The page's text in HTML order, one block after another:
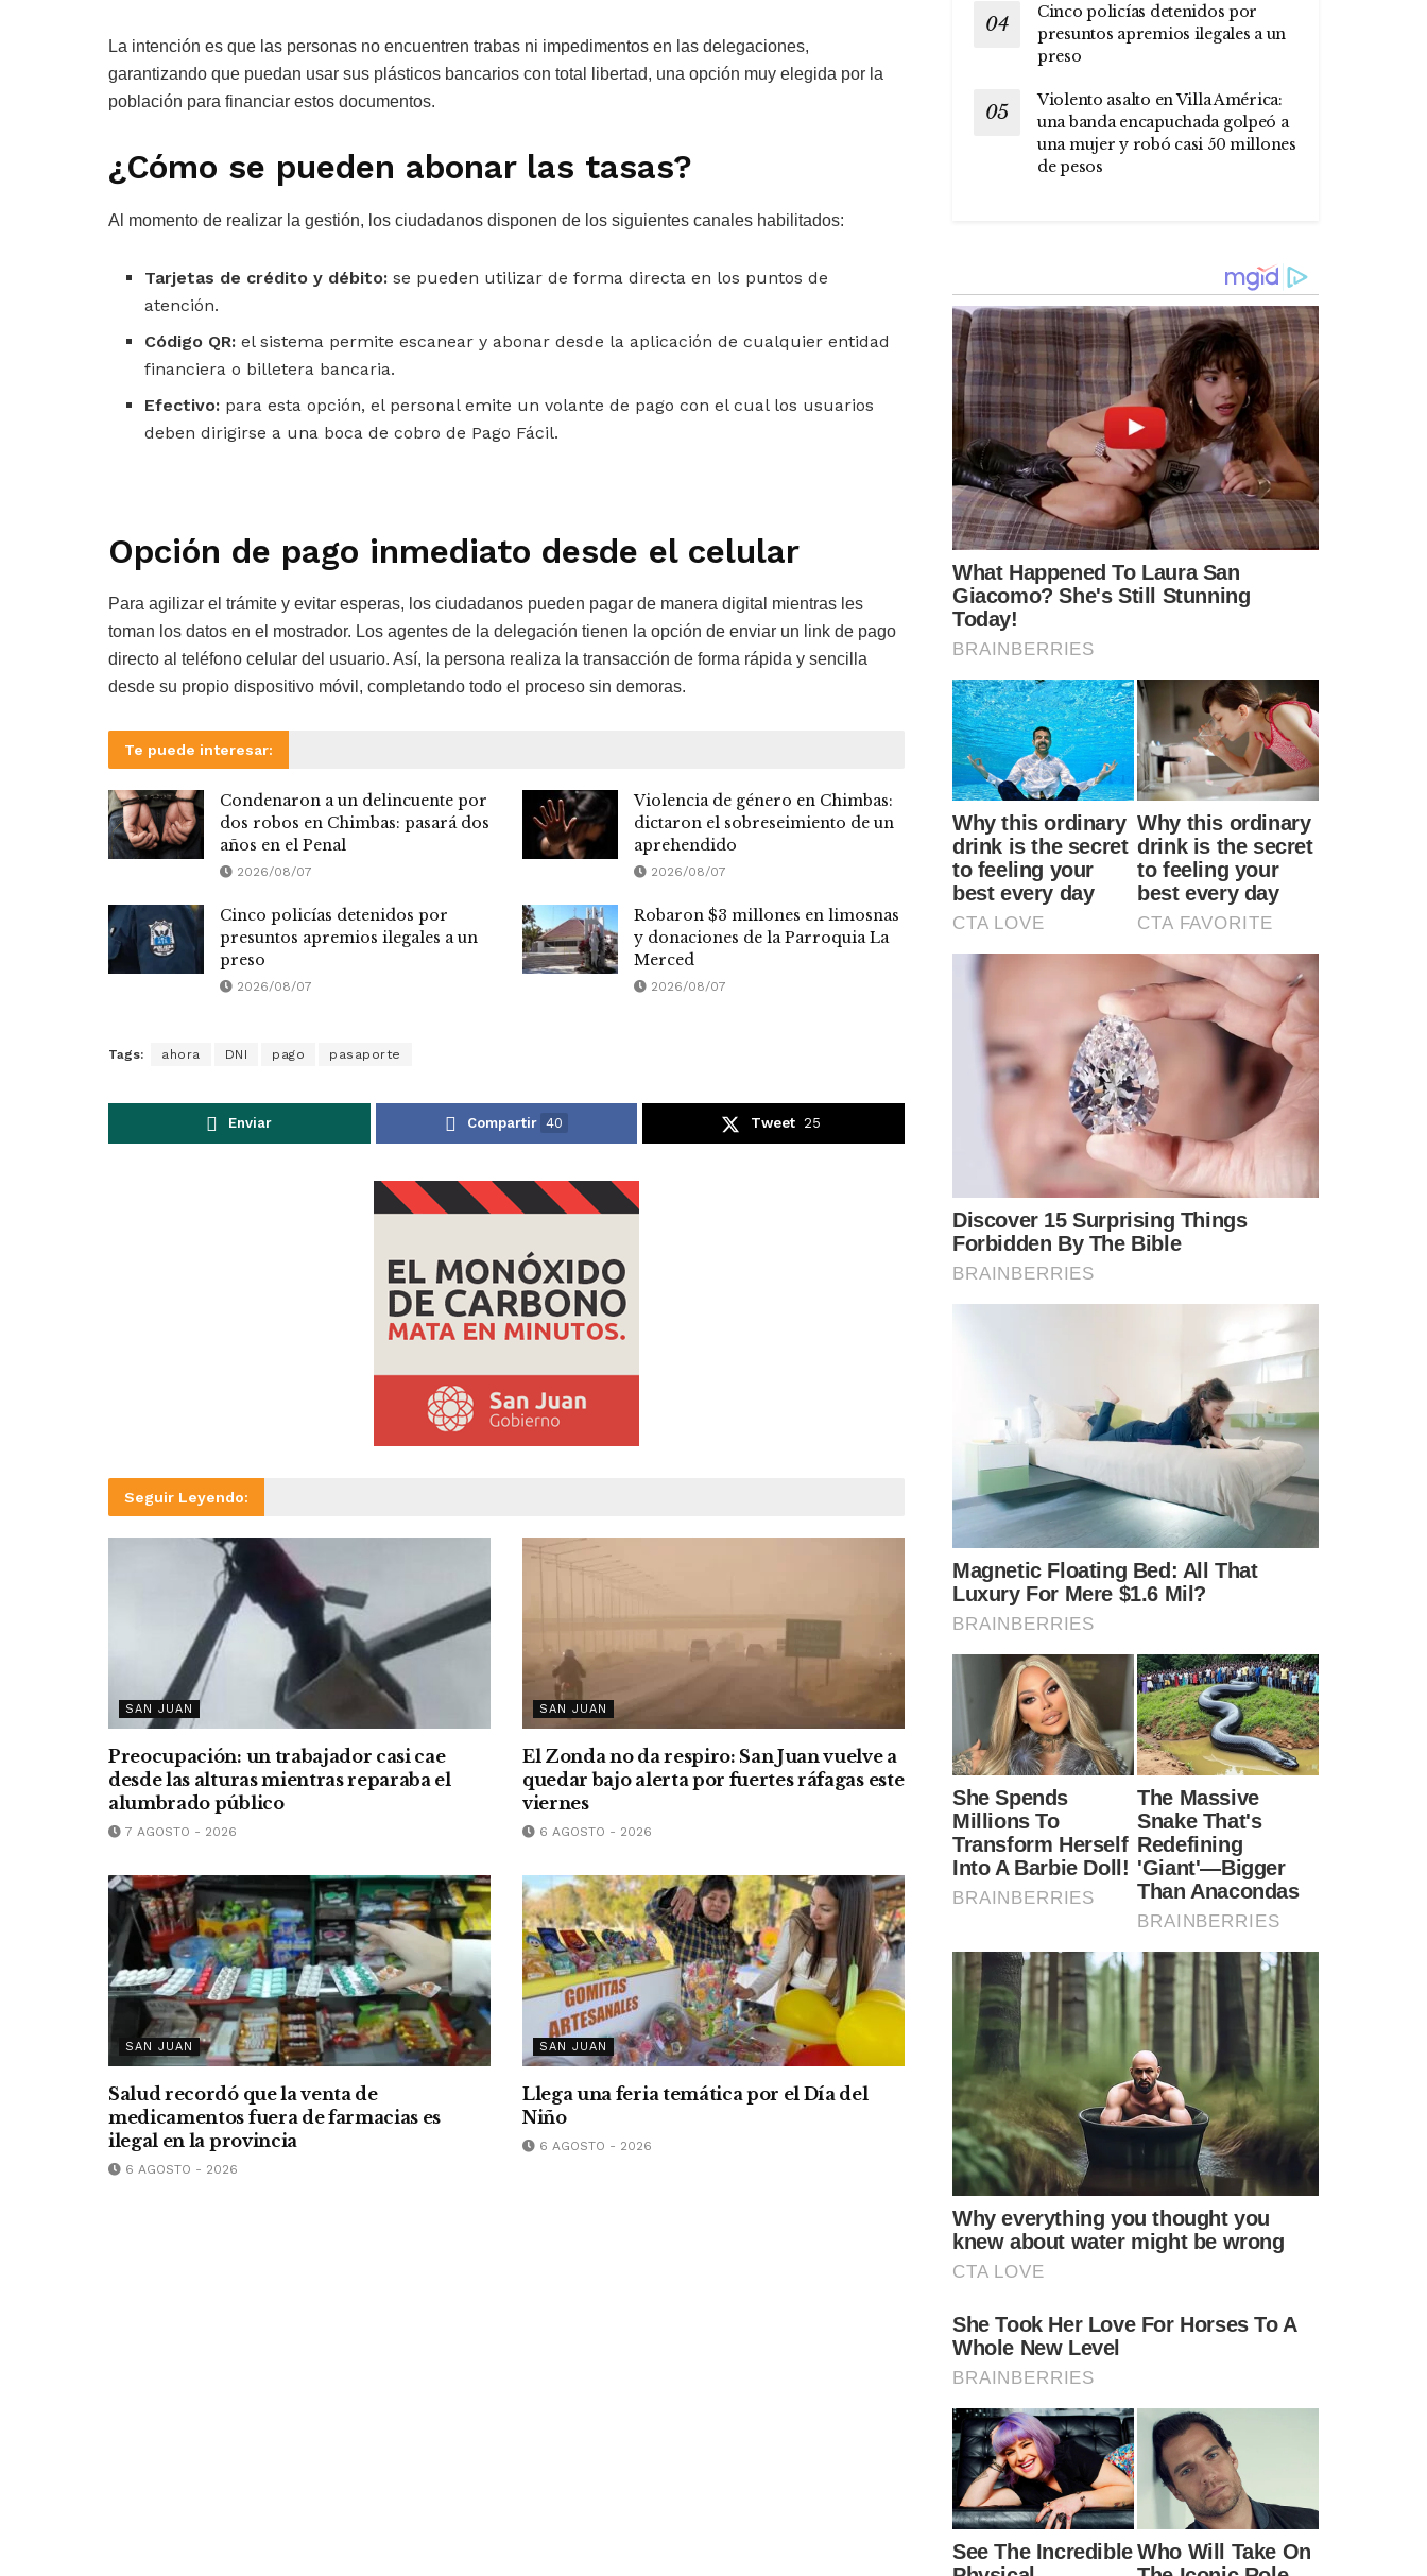
La intención es que las personas no encuentren trabas ni impedimentos en las delegaciones,
garantizando que puedan usar sus plásticos bancarios con total libertad, una opción muy elegida por la
población para financiar estos documentos.
¿Cómo se pueden abonar las tasas?
Al momento de realizar la gestión, los ciudadanos disponen de los siguientes canales habilitados:
Tarjetas de crédito y débito: se pueden utilizar de forma directa en los puntos de
atención.
Código QR: el sistema permite escanear y abonar desde la aplicación de cualquier entidad
financiera o billetera bancaria.
Efectivo: para esta opción, el personal emite un volante de pago con el cual los usuarios
deben dirigirse a una boca de cobro de Pago Fácil.
Opción de pago inmediato desde el celular
Para agilizar el trámite y evitar esperas, los ciudadanos pueden pagar de manera digital mientras les
toman los datos en el mostrador. Los agentes de la delegación tienen la opción de enviar un link de pago
directo al teléfono celular del usuario. Así, la persona realiza la transacción de forma rápida y sencilla
desde su propio dispositivo móvil, completando todo el proceso sin demoras.
Te puede interesar:
Condenaron a un delincuente por
dos robos en Chimbas: pasará dos
años en el Penal
2026/08/07
Violencia de género en Chimbas:
dictaron el sobreseimiento de un
aprehendido
2026/08/07
Cinco policías detenidos por
presuntos apremios ilegales a un
preso
2026/08/07
Robaron $3 millones en limosnas
y donaciones de la Parroquia La
Merced
2026/08/07
Tags: ahora DNI pago pasaporte
Enviar Compartir 40 Tweet 25
Seguir Leyendo:
SAN JUAN
Preocupación: un trabajador casi cae
desde las alturas mientras reparaba el
alumbrado público
7 AGOSTO - 2026
SAN JUAN
El Zonda no da respiro: San Juan vuelve a
quedar bajo alerta por fuertes ráfagas este
viernes
6 AGOSTO - 2026
SAN JUAN
Salud recordó que la venta de
medicamentos fuera de farmacias es
ilegal en la provincia
6 AGOSTO - 2026
SAN JUAN
Llega una feria temática por el Día del
Niño
6 AGOSTO - 2026
Cinco policías detenidos por
presuntos apremios ilegales a un
preso
Violento asalto en Villa América:
una banda encapuchada golpeó a
una mujer y robó casi 50 millones
de pesos